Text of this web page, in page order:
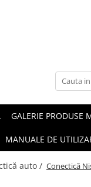
GALERIE PRODUSE
MANUALE DE
auto / Conectică